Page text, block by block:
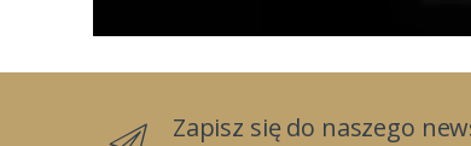
Zapisz się do naszego